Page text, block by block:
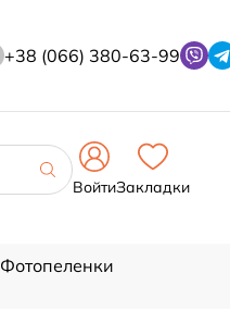
+38 (066) 380-63-99
ВойтиЗакладки
Фотопеленки